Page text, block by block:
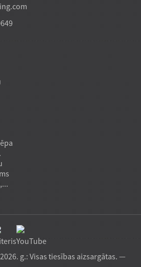
g.: Visas tiesības aizsargātas. —